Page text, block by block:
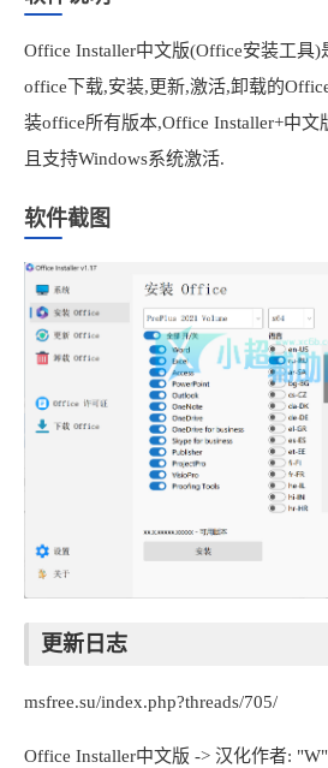
Office Installer中文版(Office安装工具
office下载,安装,更新,激活,卸载的
装office所有版本,Office Installer+中
且支持Windows系统激活.
软件截图
更新日志
msfree.su/index.php?threads/705/
Office Installer中文版 -> 汉化作者: "W"